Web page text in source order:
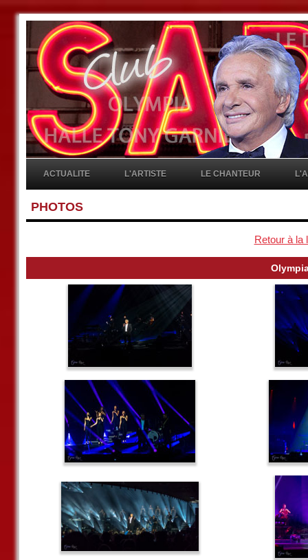
ACTUALITE L'ARTISTE LE CHANTEUR
PHOTOS
Retour à la